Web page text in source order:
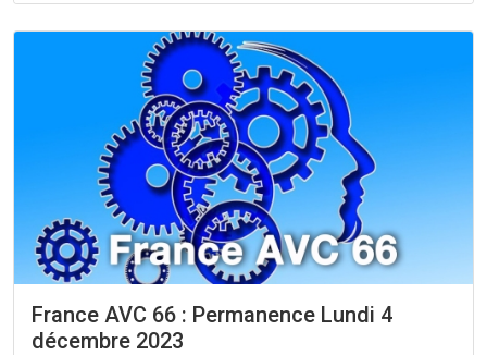
France AVC 66 : Permanence Lundi 4
décembre 2023